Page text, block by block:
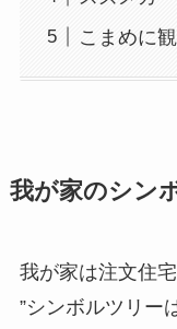
こまめに
我が家のシン
我が家は注文住宅
”シンボルツリー